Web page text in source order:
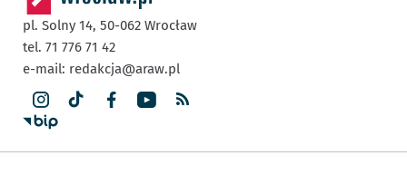
pl. Solny 14, 50-062 Wrocław
tel. 71 776 71 42
e-mail: redakcja@araw.pl